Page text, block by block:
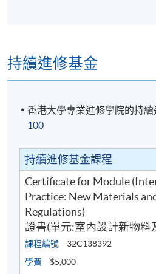
持續進修基金
香港大學專業進修學院的持
100
持續進修基金課程
Certificate for Module
Practice: New Materials
Regulations)
證書(單元:室內設計新物料
課程編號
32C138392
學費
$5,000